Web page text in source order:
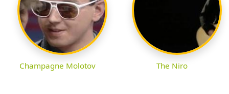
Champagne Molotov The Niro